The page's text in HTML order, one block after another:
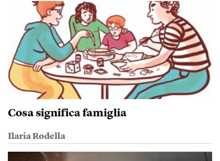
Cosa significa famiglia
Ilaria Rodella